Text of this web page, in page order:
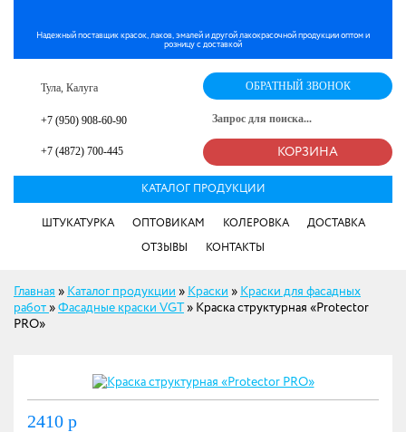
Надежный поставщик красок, лаков, эмалей и другой лакокрасочной продукции оптом и
розницу с доставкой
Тула, Калуга
+7 (950) 908-60-90
+7 (4872) 700-445
ОБРАТНЫЙ ЗВОНОК
КАТАЛОГ ПРОДУКЦИИ
ШТУКАТУРКА ОПТОВИКАМ КОЛЕРОВКА ДОСТАВКА
ОТЗЫВЫ КОНТАКТЫ
КОРЗИНА
Главная » Каталог продукции » Краски » Краски для фасадных
работ » Фасадные краски VGT » Краска структурная «Protector
PRO»
2410 р